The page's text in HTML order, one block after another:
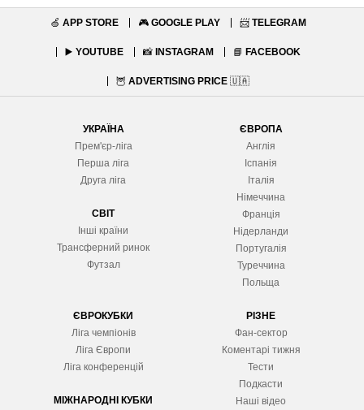
🍏 APP STORE 🎮 GOOGLE PLAY 📨 TELEGRAM
▶️ YOUTUBE 📸 INSTAGRAM 📘 FACEBOOK
🦉 ADVERTISING PRICE 🇺🇦
УКРАЇНА
Прем'єр-ліга
Перша ліга
Друга ліга
СВІТ
Інші країни
Трансферний ринок
Футзал
ЄВРОПА
Англія
Іспанія
Італія
Німеччина
Франція
Нідерланди
Португалія
Туреччина
Польща
ЄВРОКУБКИ
Ліга чемпіонів
Ліга Європи
Ліга конференцій
МІЖНАРОДНІ КУБКИ
РІЗНЕ
Фан-сектор
Коментарі тижня
Тести
Подкасти
Наші відео